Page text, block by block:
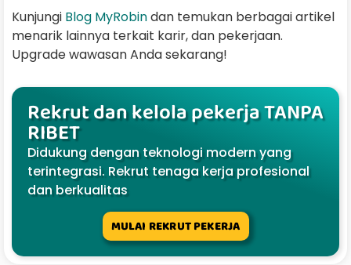
Kunjungi Blog MyRobindan temukan berbagai artikel
menarik lainnya terkait karir, dan pekerjaan.
Upgrade wawasan Anda sekarang!
Rekrut dan kelola pekerja TANPA
RIBET
Didukung dengan teknologi modern yang
terintegrasi. Rekrut tenaga kerja profesional
dan berkualitas
MULAI REKRUT PEKERJA